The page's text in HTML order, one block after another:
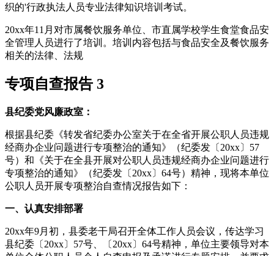
织的'行政执法人员专业法律知识培训考试。
20xx年11月对市属餐饮服务单位、市直属学校学生食堂食品安
全管理人员进行了培训。培训内容包括与食品安全及餐饮服务
相关的法律、法规
专项自查报告 3
县纪委党风廉政室：
根据县纪委《转发省纪委办公室关于在全省开展公职人员违规
经商办企业问题进行专项整治的通知》（纪委发〔20xx〕57
号）和《关于在全县开展对公职人员违规经商办企业问题进行
专项整治的通知》（纪委发〔20xx〕64号）精神，现将本单位
公职人员开展专项整治自查情况报告如下：
一、认真安排部署
20xx年9月初，县委老干局召开全体工作人员会议，传达学习
县纪委〔20xx〕57号、〔20xx〕64号精神，单位主要领导对本